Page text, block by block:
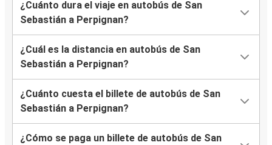
¿Cuánto dura el viaje en autobús de San
Sebastián a Perpignan?
¿Cuál es la distancia en autobús de San
Sebastián a Perpignan?
¿Cuánto cuesta el billete de autobús de San
Sebastián a Perpignan?
¿Cómo se paga un billete de autobús de San